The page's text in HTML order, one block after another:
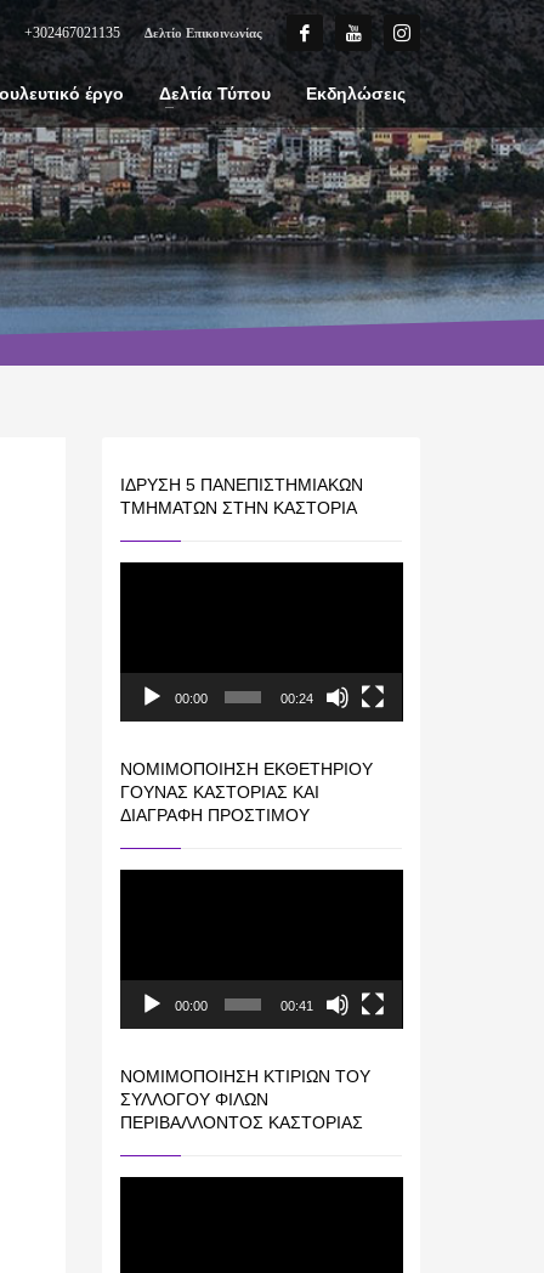
+302467021135 Δελτίο Επικοινωνίας
έργο Δελτία Τύπου Εκδηλώσεις
ΊΔΡΥΣΗ 5 ΠΑΝΕΠΙΣΤΗΜΙΑΚΏΝ
ΤΜΗΜΆΤΩΝ ΣΤΗΝ ΚΑΣΤΟΡΙΆ
00:00 00:24
ΝΟΜΙΜΟΠΟΊΗΣΗ ΕΚΘΕΤΗΡΊΟΥ
ΓΟΎΝΑΣ ΚΑΣΤΟΡΙΆΣ ΚΑΙ
ΔΙΑΓΡΑΦΉ ΠΡΟΣΤΊΜΟΥ
00:00 00:41
ΝΟΜΙΜΟΠΟΊΗΣΗ ΚΤΙΡΊΩΝ ΤΟΥ
ΣΥΛΛΌΓΟΥ ΦΊΛΩΝ
ΠΕΡΙΒΆΛΛΟΝΤΟΣ ΚΑΣΤΟΡΙΆΣ